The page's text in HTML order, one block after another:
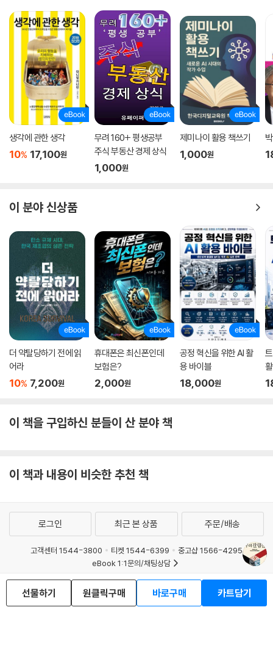
생각에 관한 생각
10% 17,100원
무려 160+ 평생공부
주식 부동산 경제 상식
1,000원
제미나이 활용 책쓰기
1,000원
이 분야 신상품
더 약탈당하기 전에 읽
어라
10% 7,200원
휴대폰은 최신폰인데
보험은?
2,000원
공정 혁신을 위한 AI 활
용 바이블
18,000원
이 책을 구입하신 분들이 산 분야 책
이 책과 내용이 비슷한 추천 책
선물하기 원클릭구매 바로구매 카트담기
로그인 최근 본 상품 주문/배송
고객센터 1544-3800 티켓 1544-6399
중고샵 1566-4295
eBook 1:1문의/채팅상담
예스이십사(주) 사업자 정보
이용약관
개인정보처리방침
청소년보호정책